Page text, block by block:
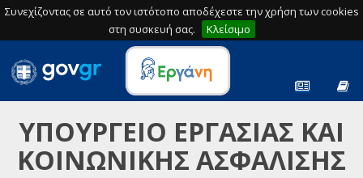
Συνεχίζοντας σε αυτό τον ιστότοπο αποδέχεστε την χρήση των cookies
στη συσκευή σας.
Κλείσιμο
ΥΠΟΥΡΓΕΙΟ ΕΡΓΑΣΙΑΣ ΚΑΙ
ΚΟΙΝΩΝΙΚΗΣ ΑΣΦΑΛΙΣΗΣ